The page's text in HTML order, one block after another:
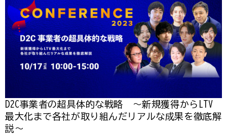
D2C事業者の超具体的な戦略 ～新規獲得からLTV
最大化まで各社が取り組んだリアルな成果を徹底解
説～